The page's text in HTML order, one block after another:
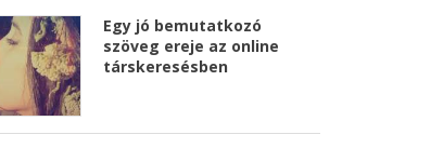
Egy jó bemutatkozó
szöveg ereje az online
társkeresésben